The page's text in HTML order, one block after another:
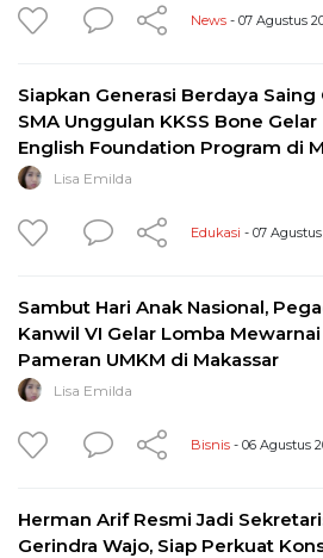
News - 07 Agustus
Siapkan Generasi Berdaya Saing
SMA Unggulan KKSS Bone Gelar
English Foundation Program di
Lisa Emilda
Edukasi - 07
Sambut Hari Anak Nasional,
Kanwil VI Gelar Lomba
Pameran UMKM di Makassar
Lisa Emilda
Bisnis - 06 Agustus
Herman Arif Resmi Jadi
Gerindra Wajo, Siap Perkuat